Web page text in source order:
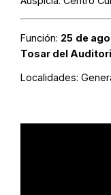
Función: 25 de
Tosar del
Localidades: